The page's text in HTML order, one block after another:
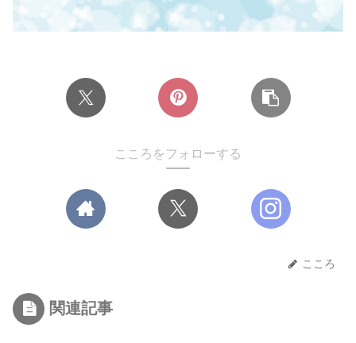
こころをフォローする
こころ
関連記事